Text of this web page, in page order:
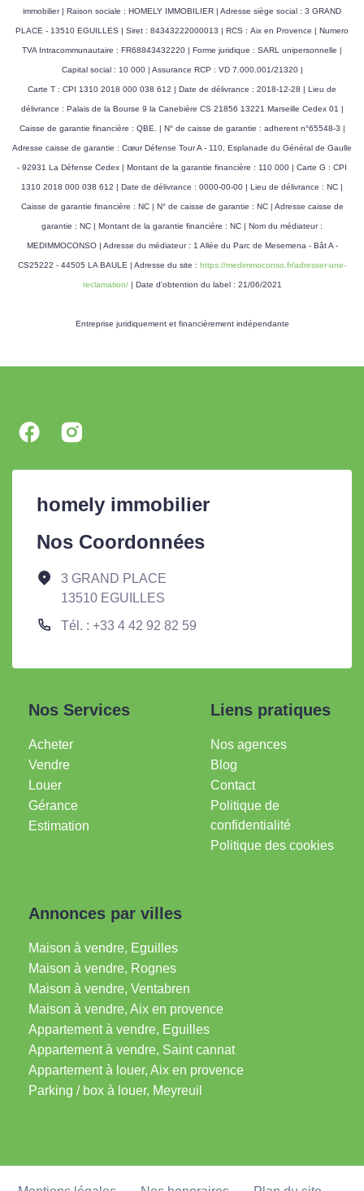
immobilier | Raison sociale : HOMELY IMMOBILIER | Adresse siège social : 3 GRAND
PLACE - 13510 EGUILLES | Siret : 84343222000013 | RCS : Aix en Provence | Numero
TVA Intracommunautaire : FR68843432220 | Forme juridique : SARL unipersonnelle |
Capital social : 10 000 | Assurance RCP : VD 7.000.001/21320 |
Carte T : CPI 1310 2018 000 038 612 | Date de délivrance : 2018-12-28 | Lieu de
délivrance : Palais de la Bourse 9 la Canebière CS 21856 13221 Marseille Cedex 01 |
Caisse de garantie financière : QBE. | N° de caisse de garantie : adherent n°65548-3 |
Adresse caisse de garantie : Cœur Défense Tour A - 110, Esplanade du Général de Gaulle
- 92931 La Défense Cedex | Montant de la garantie financière : 110 000 | Carte G : CPI
1310 2018 000 038 612 | Date de délivrance : 0000-00-00 | Lieu de délivrance : NC |
Caisse de garantie financière : NC | N° de caisse de garantie : NC | Adresse caisse de
garantie : NC | Montant de la garantie financière : NC | Nom du médiateur :
MEDIMMOCONSO | Adresse du médiateur : 1 Allée du Parc de Mesemena - Bât A -
CS25222 - 44505 LA BAULE | Adresse du site : https://medimmoconso.fr/adresser-une-
reclamation/| Date d'obtention du label : 21/06/2021
Entreprise juridiquement et financièrement indépendante
homely immobilier
Nos Coordonnées
3 GRAND PLACE
13510 EGUILLES
Tél. : +33 4 42 92 82 59
Nos Services
Acheter
Vendre
Louer
Gérance
Estimation
Liens pratiques
Nos agences
Blog
Contact
Politique de
confidentialité
Politique des cookies
Annonces par villes
Maison à vendre, Eguilles
Maison à vendre, Rognes
Maison à vendre, Ventabren
Maison à vendre, Aix en provence
Appartement à vendre, Eguilles
Appartement à vendre, Saint cannat
Appartement à louer, Aix en provence
Parking / box à louer, Meyreuil